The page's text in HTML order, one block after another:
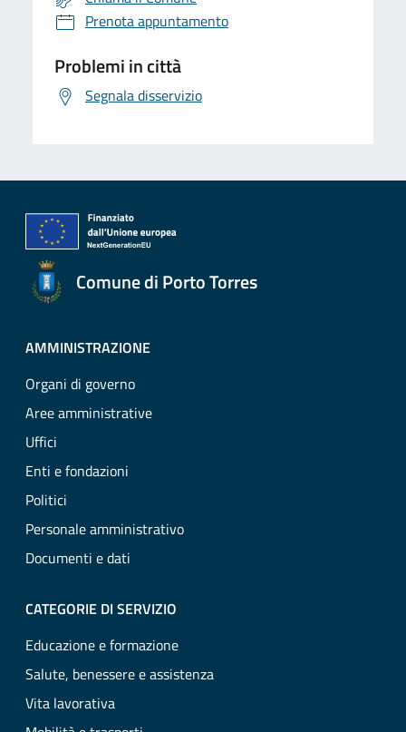
Prenota appuntamento
Problemi in città
Segnala disservizio
Comune di Porto Torres
AMMINISTRAZIONE
Organi di governo
Aree amministrative
Uffici
Enti e fondazioni
Politici
Personale amministrativo
Documenti e dati
CATEGORIE DI SERVIZIO
Educazione e formazione
Salute, benessere e assistenza
Vita lavorativa